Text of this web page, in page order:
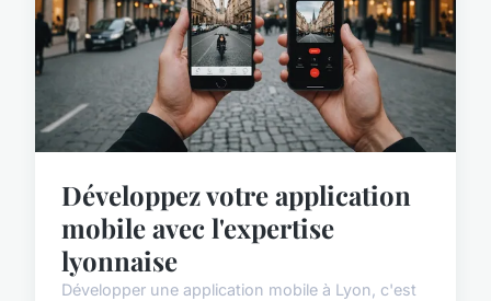
Développez votre application
mobile avec l'expertise
lyonnaise
Développer une application mobile à Lyon, c'est